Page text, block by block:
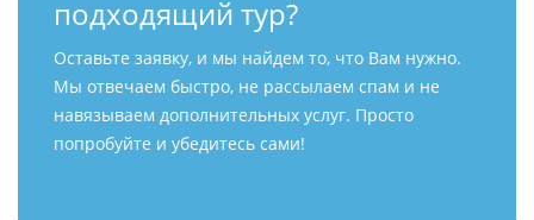
подходящий тур?
Оставьте заявку, и мы найдем то, что Вам нужно.
Мы отвечаем быстро, не рассылаем спам и не
навязываем дополнительных услуг. Просто
попробуйте и убедитесь сами!